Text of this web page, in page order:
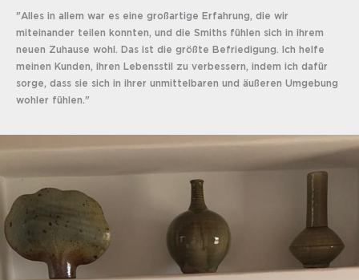
"Alles in allem war es eine großartige Erfahrung, die wir
miteinander teilen konnten, und die Smiths fühlen sich in ihrem
neuen Zuhause wohl. Das ist die größte Befriedigung. Ich helfe
meinen Kunden, ihren Lebensstil zu verbessern, indem ich dafür
sorge, dass sie sich in ihrer unmittelbaren und äußeren Umgebung
wohler fühlen."